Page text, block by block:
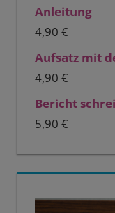
Anleitung
4,90 €
Aufsatz mit
4,90 €
Bericht
5,90 €